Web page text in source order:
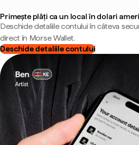
Primește plăți ca un local în dolari
Deschide detaliile contului în câteva
direct în Morse Wallet.
Deschide detaliile contului